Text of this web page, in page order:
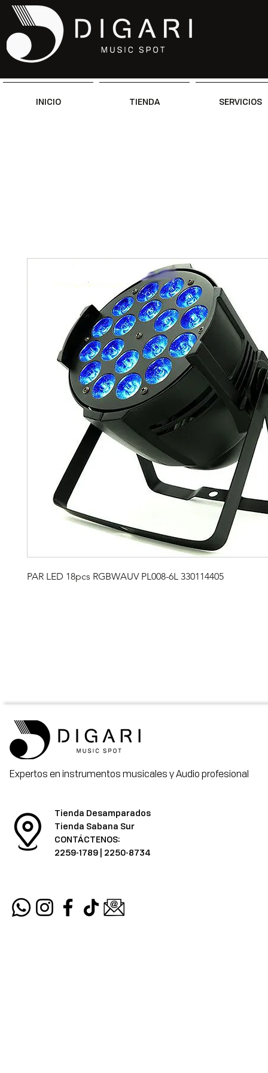
INICIO TIENDA SERVICIOS
PAR LED 18pcs RGBWAUV PL008-6L 330114405
Expertos en instrumentos musicales y Audio profesional
Tienda Desamparados
Tienda Sabana Sur
CONTÁCTENOS:
2259-1789 | 2250-8734